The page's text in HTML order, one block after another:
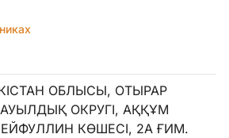
ОБЛЫСЫ, ОТЫРАР
ОКРУГІ, АҚҚҰМ
КӨШЕСІ, 2А ҒИМ.